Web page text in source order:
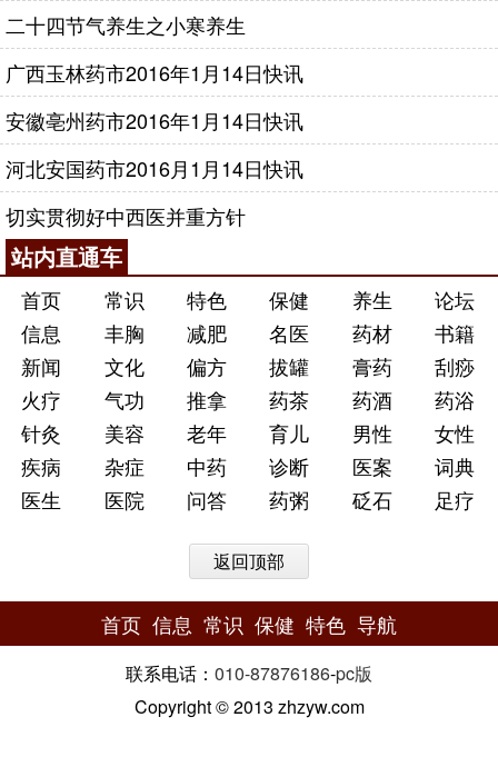
二十四节气养生之小寒养生
广西玉林药市2016年1月14日快讯
安徽亳州药市2016年1月14日快讯
河北安国药市2016月1月14日快讯
切实贯彻好中西医并重方针
站内直通车
首页 常识 特色 保健 养生
论坛
信息
丰胸 减肥 名医 药材
书籍
新闻
文化 偏方 拔罐 膏药
刮痧
火疗
气功 推拿 药茶 药酒
药浴
针灸
美容 老年 育儿 男性
女性
疾病
杂症 中药 诊断 医案
词典
医生
医院 问答 药粥 砭石 足疗
返回顶部
首页 信息 常识 保健 特色 导航
联系电话： 010-87876186-pc版
Copyright © 2013 zhzyw.com